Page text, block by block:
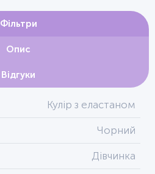
Фільтри
Опис
Відгуки
Кулір з еластаном
Чорний
Дівчинка